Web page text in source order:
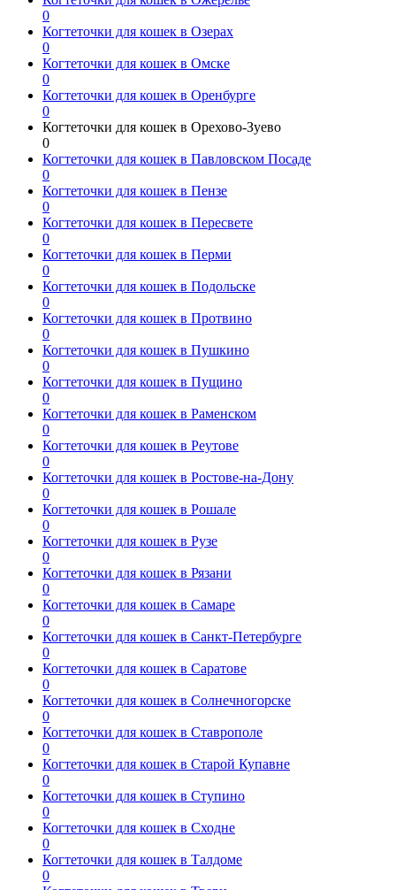
0
Когтеточки для кошек в Озерах
0
Когтеточки для кошек в Омске
0
Когтеточки для кошек в Оренбурге
0
Когтеточки для кошек в Орехово-Зуево
0
Когтеточки для кошек в Павловском Посаде
0
Когтеточки для кошек в Пензе
0
Когтеточки для кошек в Пересвете
0
Когтеточки для кошек в Перми
0
Когтеточки для кошек в Подольске
0
Когтеточки для кошек в Протвино
0
Когтеточки для кошек в Пушкино
0
Когтеточки для кошек в Пущино
0
Когтеточки для кошек в Раменском
0
Когтеточки для кошек в Реутове
0
Когтеточки для кошек в Ростове-на-Дону
0
Когтеточки для кошек в Рошале
0
Когтеточки для кошек в Рузе
0
Когтеточки для кошек в Рязани
0
Когтеточки для кошек в Самаре
0
Когтеточки для кошек в Санкт-Петербурге
0
Когтеточки для кошек в Саратове
0
Когтеточки для кошек в Солнечногорске
0
Когтеточки для кошек в Ставрополе
0
Когтеточки для кошек в Старой Купавне
0
Когтеточки для кошек в Ступино
0
Когтеточки для кошек в Сходне
0
Когтеточки для кошек в Талдоме
0